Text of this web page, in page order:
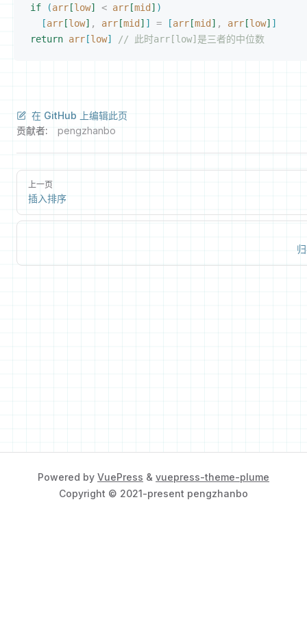
if
(arr [low] < arr [mid ] )
[arr [low] , arr [mid ] ] = [arr [mid ] , arr [low] ]
return arr [low] // 此时arr[low]是三者的中位数
在 GitHub 上编辑此页
贡献者:
pengzhanbo
上一页
插入排序
Powered by VuePress & vuepress-theme-plume
Copyright © 2021-present pengzhanbo